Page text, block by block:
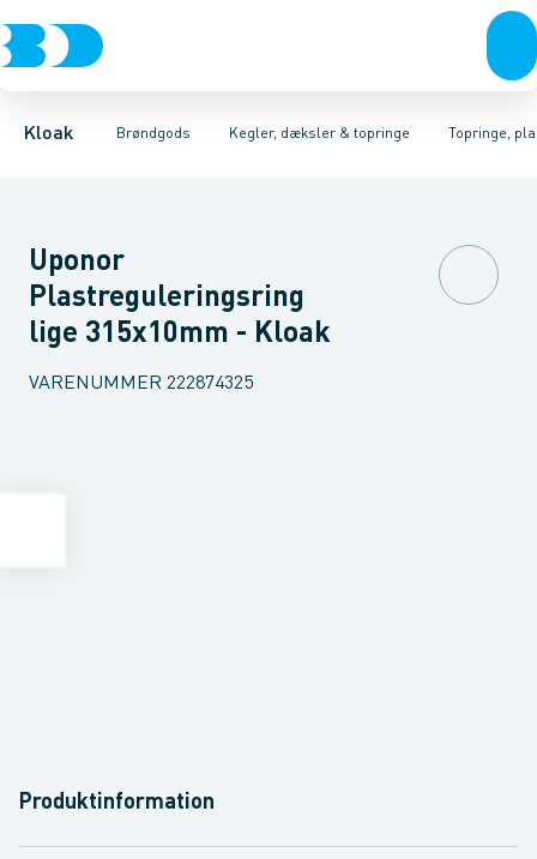
Kloak Brøndgods
Rør & fittingsBrønde BrøndgodsLinjeafvandingTanke,
Kegler, dæksler & topringe
Kegler, dæksler & topringeKarme & dæksler Topringe,
Kegler & dæksler, beton Topringe, betonKegler & dæksler,
Uponor
Plastreguleringsring
lige 315x10mm - Kloak
VARENUMMER 222874325
Produktinformation